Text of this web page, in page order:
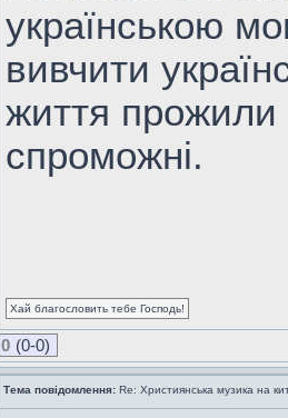
українською
вивчити
життя прожили
спроможні.
Хай благословить тебе Господь!
0 (0-0)
Тема повідомлення: Re: Християнська музика на